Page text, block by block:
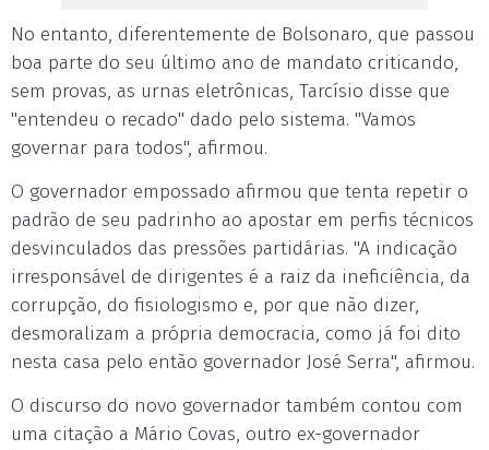
No entanto, diferentemente de Bolsonaro, que passou
boa parte do seu último ano de mandato criticando,
sem provas, as urnas eletrônicas, Tarcísio disse que
"entendeu o recado" dado pelo sistema. "Vamos
governar para todos", afirmou.
O governador empossado afirmou que tenta repetir o
padrão de seu padrinho ao apostar em perfis técnicos
desvinculados das pressões partidárias. "A indicação
irresponsável de dirigentes é a raiz da ineficiência, da
corrupção, do fisiologismo e, por que não dizer,
desmoralizam a própria democracia, como já foi dito
nesta casa pelo então governador José Serra", afirmou.
O discurso do novo governador também contou com
uma citação a Mário Covas, outro ex-governador